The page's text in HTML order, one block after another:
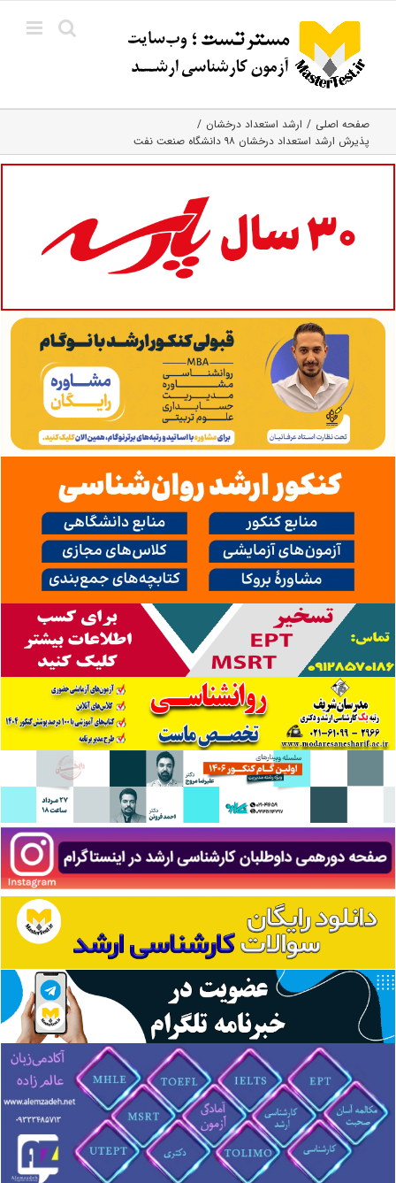
content
صفحه اصلی
ارشد استعداد درخشان
پذیرش ارشد استعداد درخشان ۹۸ دانشگاه صنعت نفت